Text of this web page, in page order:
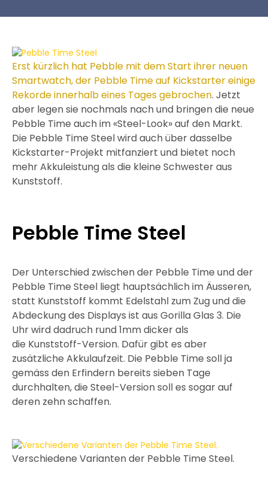
Erst kürzlich hat Pebble mit dem Start ihrer neuen
Smartwatch, der Pebble Time auf Kickstarter einige
Rekorde innerhalb eines Tages gebrochen. Jetzt
aber legen sie nochmals nach und bringen die neue
Pebble Time auch im «Steel-Look» auf den Markt.
Die Pebble Time Steel wird auch über dasselbe
Kickstarter-Projekt mitfanziert und bietet noch
mehr Akkuleistung als die kleine Schwester aus
Kunststoff.
Pebble Time Steel
Der Unterschied zwischen der Pebble Time und der
Pebble Time Steel liegt hauptsächlich im Äusseren,
statt Kunststoff kommt Edelstahl zum Zug und die
Abdeckung des Displays ist aus Gorilla Glas 3. Die
Uhr wird dadruch rund 1mm dicker als
die Kunststoff-Version. Dafür gibt es aber
zusätzliche Akkulaufzeit. Die Pebble Time soll ja
gemäss den Erfindern bereits sieben Tage
durchhalten, die Steel-Version soll es sogar auf
deren zehn schaffen.
Verschiedene Varianten der Pebble Time Steel.